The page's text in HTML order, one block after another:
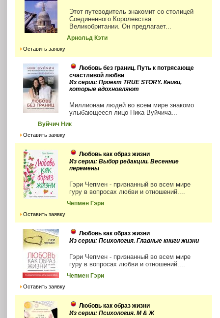
Этот путеводитель знакомит со столицей
Соединенного Королевства
Великобритании. Он предлагает...
Арнольд Кэти
Оставить заявку
Любовь без границ. Путь к потрясающе
счастливой любви
Из серии: Проект TRUE STORY. Книги,
которые вдохновляют
Миллионам людей во всем мире знакомо
улыбающееся лицо Ника Вуйчича...
Вуйчич Ник
Оставить заявку
Любовь как образ жизни
Из серии: Выбор редакции. Весенние
перемены
Гэри Чепмен - признанный во всем мире
гуру в вопросах любви и отношений....
Чепмен Гэри
Оставить заявку
Любовь как образ жизни
Из серии: Психология. Главные книги жизни
Гэри Чепмен - признанный во всем мире
гуру в вопросах любви и отношений....
Чепмен Гэри
Оставить заявку
Любовь как образ жизни
Из серии: Психология. М & Ж